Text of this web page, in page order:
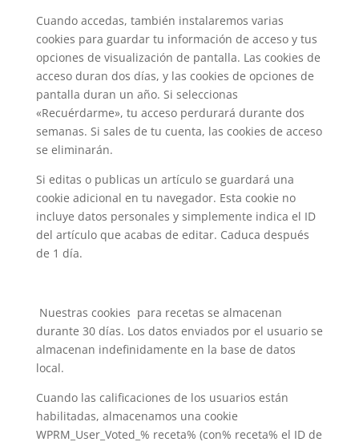
Cuando accedas, también instalaremos varias
cookies para guardar tu información de acceso y tus
opciones de visualización de pantalla. Las cookies de
acceso duran dos días, y las cookies de opciones de
pantalla duran un año. Si seleccionas
«Recuérdarme», tu acceso perdurará durante dos
semanas. Si sales de tu cuenta, las cookies de acceso
se eliminarán.
Si editas o publicas un artículo se guardará una
cookie adicional en tu navegador. Esta cookie no
incluye datos personales y simplemente indica el ID
del artículo que acabas de editar. Caduca después
de 1 día.
Nuestras cookies para recetas se almacenan
durante 30 días. Los datos enviados por el usuario se
almacenan indefinidamente en la base de datos
local.
Cuando las calificaciones de los usuarios están
habilitadas, almacenamos una cookie
WPRM_User_Voted_% receta% (con% receta% el ID de